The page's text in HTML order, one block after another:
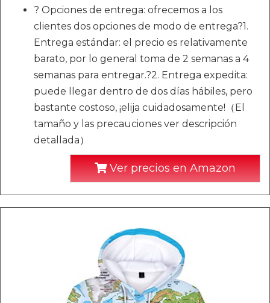
? Opciones de entrega: ofrecemos a los
clientes dos opciones de modo de entrega?1.
Entrega estándar: el precio es relativamente
barato, por lo general toma de 2 semanas a 4
semanas para entregar.?2. Entrega expedita:
puede llegar dentro de dos días hábiles, pero
bastante costoso, ¡elija cuidadosamente!（El
tamaño y las precauciones ver descripción
detallada）
Ver precios en Amazon